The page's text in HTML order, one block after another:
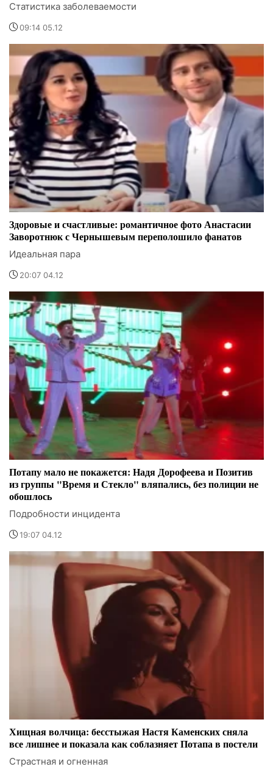
Статистика заболеваемости
09:14 05.12
Здоровые и счастливые: романтичное фото Анастасии
Заворотнюк с Чернышевым переполошило фанатов
Идеальная пара
20:07 04.12
Потапу мало не покажется: Надя Дорофеева и Позитив
из группы "Время и Стекло" вляпались, без полиции не
обошлось
Подробности инцидента
19:07 04.12
Хищная волчица: бесстыжая Настя Каменских сняла
все лишнее и показала как соблазняет Потапа в постели
Страстная и огненная